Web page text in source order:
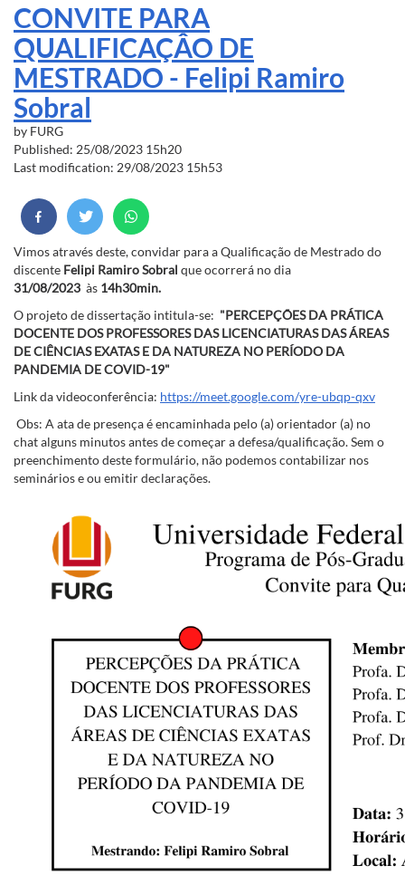
CONVITE PARA
QUALIFICAÇÂO DE
MESTRADO - Felipi Ramiro
Sobral
by FURG
Published: 25/08/2023 15h20
Last modification: 29/08/2023 15h53
Vimos através deste, convidar para a Qualificação de Mestrado do
discente Felipi Ramiro Sobral que ocorrerá no dia
31/08/2023 às 14h30min.
O projeto de dissertação intitula-se: "PERCEPÇÕES DA PRÁTICA
DOCENTE DOS PROFESSORES DAS LICENCIATURAS DAS ÁREAS
DE CIÊNCIAS EXATAS E DA NATUREZA NO PERÍODO DA
PANDEMIA DE COVID-19"
Link da videoconferência: https://meet.google.com/yre-ubqp-qxv
Obs: A ata de presença é encaminhada pelo (a) orientador (a) no
chat alguns minutos antes de começar a defesa/qualificação. Sem o
preenchimento deste formulário, não podemos contabilizar nos
seminários e ou emitir declarações.